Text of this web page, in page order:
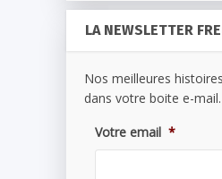
LA NEWSLETTER
Nos meilleures
dans votre boite e-mail.
Votre email *